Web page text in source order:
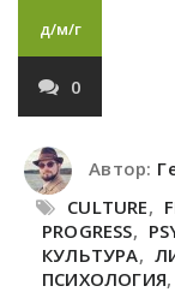
д/м/г
0
Автор:
CULTURE,
PROGRESS,
КУЛЬТУРА,
ПСИХОЛОГИЯ,